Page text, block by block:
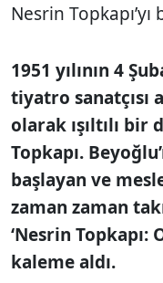
Nesrin Topkapı’yı
1951 yılının 4
tiyatro sanatçısı
olarak ışıltılı bir
Topkapı.
başlayan ve
zaman zaman
‘Nesrin Topkapı:
kaleme aldı.